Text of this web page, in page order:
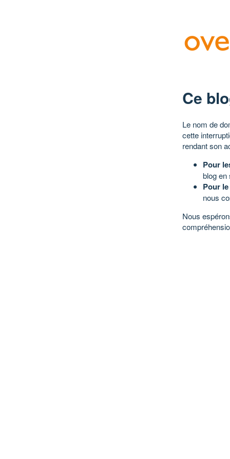
Ce
Le nom de
cette
rendant son
Pour
blog en
Pour
nous
Nous